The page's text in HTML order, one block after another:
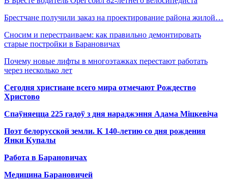
Брестчане получили заказ на проектирование района жилой…
Сносим и перестраиваем: как правильно демонтировать
старые постройки в Барановичах
Почему новые лифты в многоэтажках перестают работать
через несколько лет
Сегодня христиане всего мира отмечают Рождество
Христово
Спаўняецца 225 гадоў з дня нараджэння Адама Міцкевіча
Поэт белорусской земли. К 140-летию со дня рождения
Янки Купалы
Работа в Барановичах
Медицина Барановичей